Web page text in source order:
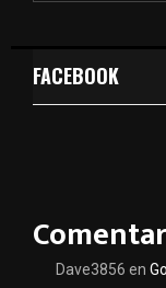
FACEBOOK
Dave3856 en